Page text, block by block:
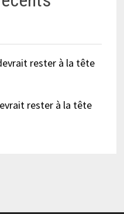
rester à la tête
rester à la tête